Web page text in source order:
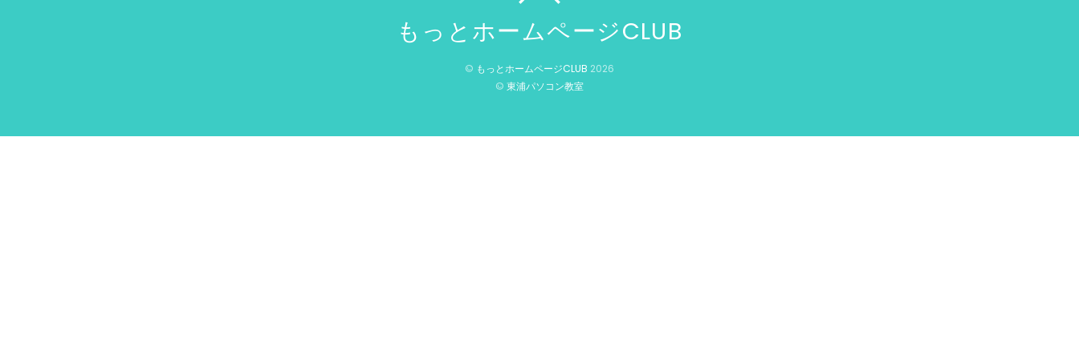
もっとホームページCLUB
© もっとホームページCLUB 2026
© 東浦パソコン教室